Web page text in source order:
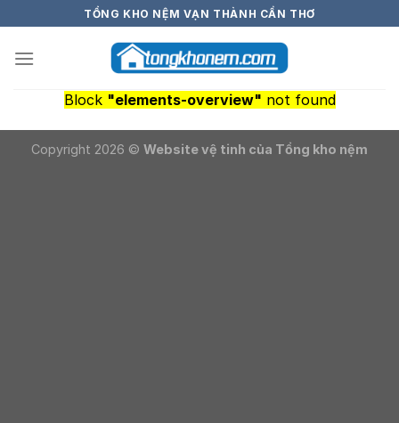
to
content
TỔNG KHO NỆM VẠN THÀNH CẦN THƠ
Block "elements-overview" not found
Copyright 2026 © Website vệ tinh của Tổng kho nệm